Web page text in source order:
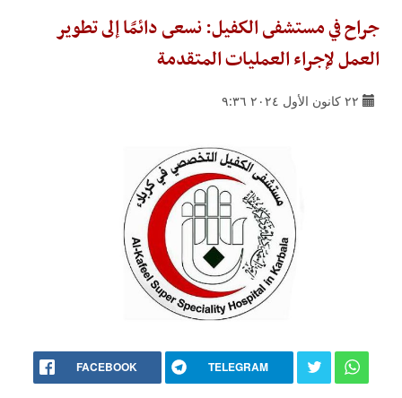
جراح في مستشفى الكفيل: نسعى دائمًا إلى تطوير
العمل لإجراء العمليات المتقدمة
٢٢ كانون الأول ٢٠٢٤ ٩:٣٦
FACEBOOK TELEGRAM